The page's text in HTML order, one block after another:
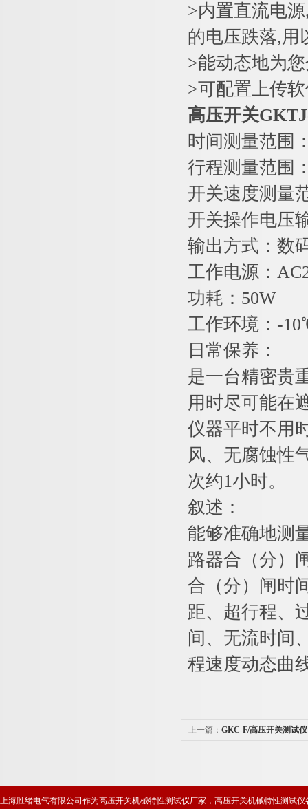
>内置直流电
的电压跌落,用
>能动态地为
>可配置上传
高压开关
时间测量范
行程测量范
开关速度测
开关操作电
输出方式：
工作电源
功耗：50W
工作环境：-
日常保养：
是一台精密贵
用时尽可能在
仪器平时不用
风、无腐蚀性
次约1小时。
叙述：
能够准确地测
路器合（分）
合（分）闸时
距、超行程、
间、无流时间
程速度动态曲
上一篇： GKC-F/高压开关测试仪
上海胜绪电气有限公司作为高压开关机械特性测试仪厂家，高压开关机械特性测试